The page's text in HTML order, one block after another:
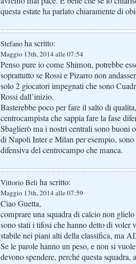
questa estate ha parlato chiaramente di
Stefano ha scritto:
Maggio 13th, 2014 alle 07:54
Penso pure io come Shimon, potrebbe
soprattutto se Rossi e Pizarro non
solo 2 giocatori impegnati che sono
Rossi dall’inizio.
Basterebbe poco per fare il salto di
centrocampista che sappia fare la fase
Sbaglierò ma i nostri centrali sono buoni
di Napoli Inter e Milan per esempio, sono
difensiva del centrocampo che manca.
Vittorio Beli ha scritto:
Maggio 13th, 2014 alle 07:59
Ciao Guetta,
comprare una squadra di calcio non
sono stati i tifosi che hanno detto di voler
stabile nei piani alti della classifica, ma
Se le parole hanno un peso, e non si
devono spendere, perché questa squadra,